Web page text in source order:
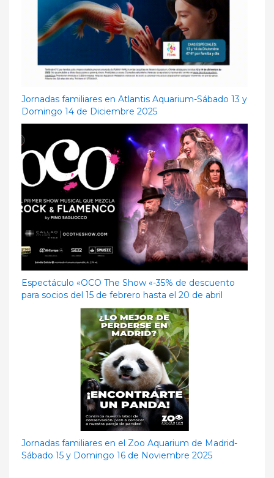
Jornadas familiares en Atlantis Aquarium-Sábado 13 y
Domingo 14 de Diciembre 2025
Espectáculo «OCO The Show «-35% de descuento
para socios del 15 de febrero hasta el 20 de abril
Jornadas familiares en el Zoo Aquarium de Madrid-
Sábado 15 y Domingo 16 de Noviembre 2025